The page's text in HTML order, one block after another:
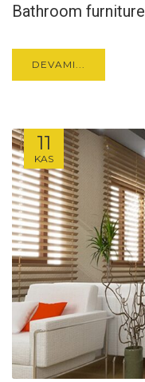
Bathroom furniture
DEVAMI...
11
KAS